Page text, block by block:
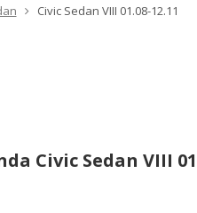
Civic Sedan VIII 01.08-12.11
Civic Sedan VIII